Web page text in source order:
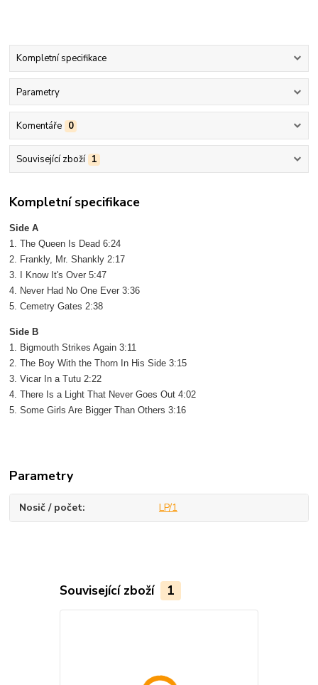
Kompletní specifikace
Parametry
Komentáře 0
Související zboží 1
Kompletní specifikace
Side A
1. The Queen Is Dead 6:24
2. Frankly, Mr. Shankly 2:17
3. I Know It's Over 5:47
4. Never Had No One Ever 3:36
5. Cemetry Gates 2:38
Side B
1. Bigmouth Strikes Again 3:11
2. The Boy With the Thorn In His Side 3:15
3. Vicar In a Tutu 2:22
4. There Is a Light That Never Goes Out 4:02
5. Some Girls Are Bigger Than Others 3:16
Parametry
Nosič / počet LP/1
Související zboží 1